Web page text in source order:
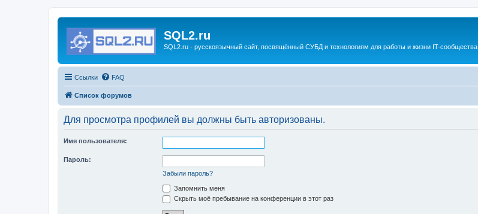
SQL2.ru
SQL2.ru - русскоязычный сайт, посвящённый СУБД и технологиям для работы и жизни IT-сообщества.
Ссылки FAQ
Список форумов
Для просмотра профилей вы должны быть авторизованы.
Имя пользователя:
Пароль:
Забыли пароль?
Запомнить меня
Скрыть моё пребывание на конференции в этот раз